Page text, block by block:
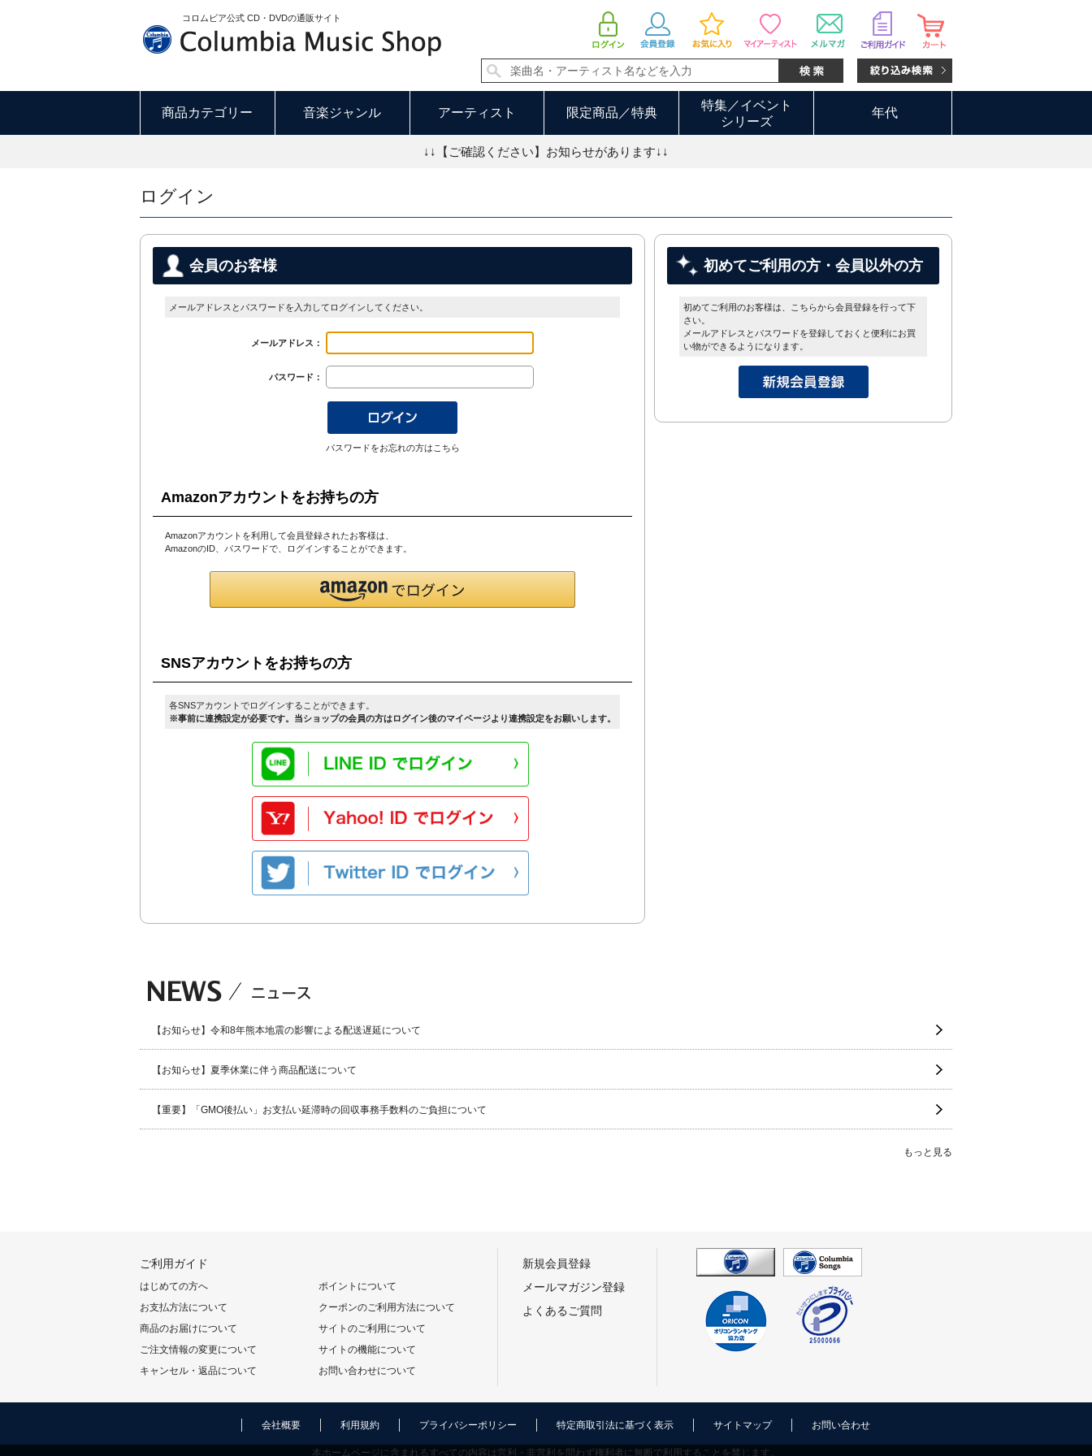
コロムビア公式 CD・DVDの通販サイト
商品カテゴリー 音楽ジャンル アーティスト 限定商品／特典
特集／イベント
シリーズ
年代
↓↓【ご確認ください】お知らせがあります↓↓
ログイン
会員のお客様
メールアドレスとパスワードを入力してログインしてください。
メールアドレス：
パスワード：
パスワードをお忘れの方はこちら
Amazonアカウントをお持ちの方
Amazonアカウントを利用して会員登録されたお客様は、
AmazonのID、パスワードで、ログインすることができます。
SNSアカウントをお持ちの方
各SNSアカウントでログインすることができます。
※事前に連携設定が必要です。当ショップの会員の方はログイン後のマイページより連携設定をお願いします。
初めてご利用の方・会員以外の方
初めてご利用のお客様は、こちらから会員登録を行って下
さい。
メールアドレスとパスワードを登録しておくと便利にお買
い物ができるようになります。
【お知らせ】令和8年熊本地震の影響による配送遅延について
【お知らせ】夏季休業に伴う商品配送について
【重要】「GMO後払い」お支払い延滞時の回収事務手数料のご負担について
もっと見る
ご利用ガイド
はじめての方へ
お支払方法について
商品のお届けについて
ご注文情報の変更について
キャンセル・返品について
ポイントについて
クーポンのご利用方法について
サイトのご利用について
サイトの機能について
お問い合わせについて
新規会員登録
メールマガジン登録
よくあるご質問
会社概要 利用規約 プライバシーポリシー 特定商取引法に基づく表示 サイトマップ お問い合わせ
本ホームページに含まれるすべての内容は営利・非営利を問わず権利者に無断で利用することを禁じます。